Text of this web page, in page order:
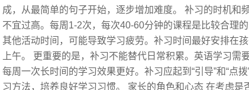
成，从最简单的句子开始，逐步增加难度。 补习的时机和
不宜过高。每周1-2次，每次40-60分钟的课程是比较合理
其他活动时间，可能导致学习疲劳。补习时间最好安排在
上午。 更重要的是，补习不能替代日常积累。英语学习需
每周一次长时间的学习效果更好。补习应起到“引导”和“点
习方法，培养良好学习习惯。 家长的角色和心态 在考虑是